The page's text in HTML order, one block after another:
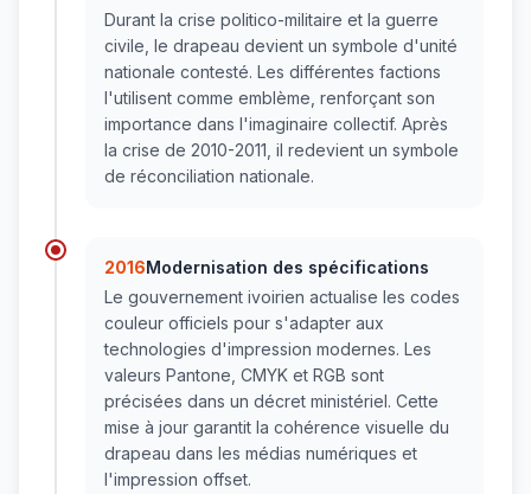
Durant la crise politico-militaire et la guerre
civile, le drapeau devient un symbole d'unité
nationale contesté. Les différentes factions
l'utilisent comme emblème, renforçant son
importance dans l'imaginaire collectif. Après
la crise de 2010-2011, il redevient un symbole
de réconciliation nationale.
2016Modernisation des spécifications
Le gouvernement ivoirien actualise les codes
couleur officiels pour s'adapter aux
technologies d'impression modernes. Les
valeurs Pantone, CMYK et RGB sont
précisées dans un décret ministériel. Cette
mise à jour garantit la cohérence visuelle du
drapeau dans les médias numériques et
l'impression offset.